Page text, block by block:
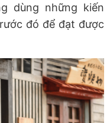
dùng những kiến
đó để đạt được